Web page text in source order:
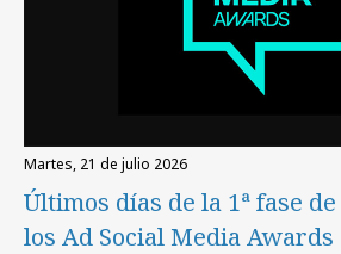
martes, 21 de julio 2026
Últimos días de la 1ª fase
los Ad Social Media Awards